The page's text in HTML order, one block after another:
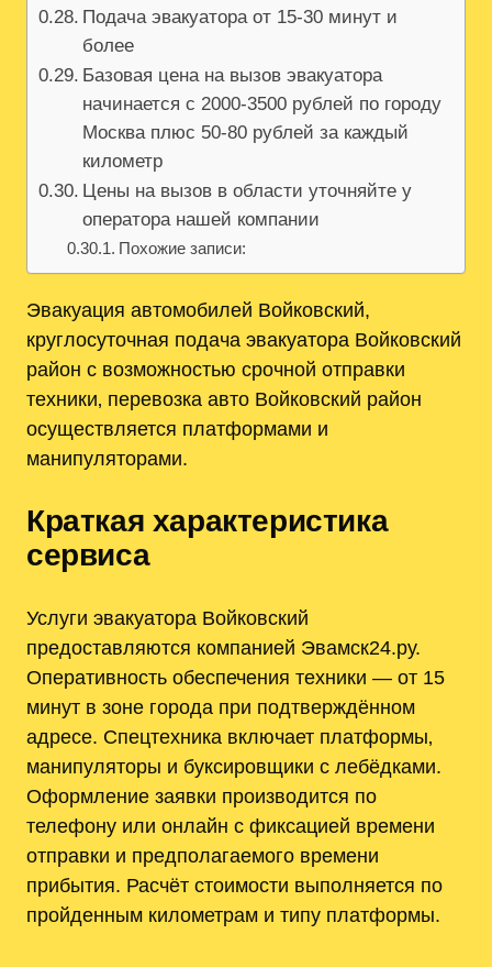
Подача эвакуатора от 15-30 минут и
более
Базовая цена на вызов эвакуатора
начинается с 2000-3500 рублей по городу
Москва плюс 50-80 рублей за каждый
километр
Цены на вызов в области уточняйте у
оператора нашей компании
Похожие записи:
Эвакуация автомобилей Войковский,
круглосуточная подача эвакуатора Войковский
район с возможностью срочной отправки
техники‚ перевозка авто Войковский район
осуществляется платформами и
манипуляторами.
Краткая характеристика
сервиса
Услуги эвакуатора Войковский
предоставляются компанией Эвамск24.ру.
Оперативность обеспечения техники — от 15
минут в зоне города при подтверждённом
адресе. Спецтехника включает платформы‚
манипуляторы и буксировщики с лебёдками.
Оформление заявки производится по
телефону или онлайн с фиксацией времени
отправки и предполагаемого времени
прибытия. Расчёт стоимости выполняется по
пройденным километрам и типу платформы.